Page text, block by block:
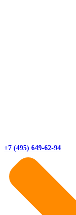
+7 (495) 649-62-94